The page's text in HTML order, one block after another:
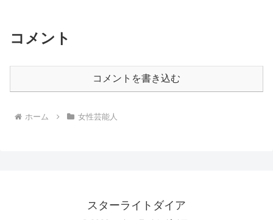
コメント
コメントを書き込む
ホーム 女性芸能人
スターライトダイア